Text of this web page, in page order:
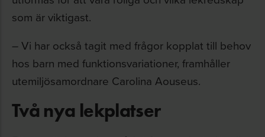
som är viktigast.
– Vi har också tagit med frågor kopplat till behov
hos barn med funktionsvariationer, framhåller
utemiljösamordnare Carolina Aouseus.
Två nya lekplatser